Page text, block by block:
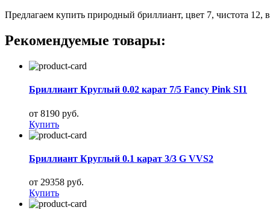
Предлагаем купить природный бриллиант, цвет 7, чистота 12,
Рекомендуемые товары:
Бриллиант Круглый 0.02 карат 7/5 Fancy Pink SI1
от 8190 руб.
Купить
Бриллиант Круглый 0.1 карат 3/3 G VVS2
от 29358 руб.
Купить